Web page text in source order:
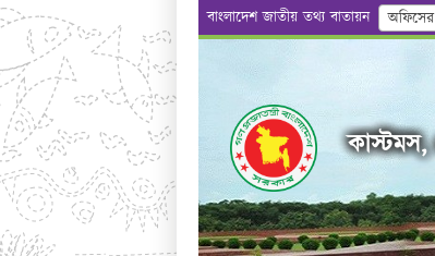
বাংলাদেশ জাতীয় তথ্য বাতায়ন
কাস্টমস,